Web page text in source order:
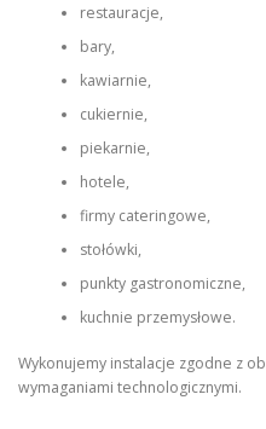
restauracje,
bary,
kawiarnie,
cukiernie,
piekarnie,
hotele,
firmy cateringowe,
stołówki,
punkty gastronomiczne,
kuchnie przemysłowe.
Wykonujemy instalacje zgodne z
wymaganiami technologicznymi.